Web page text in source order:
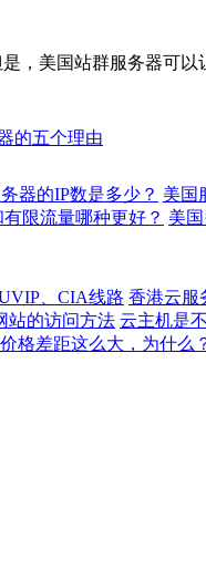
美国站群服务器可
的五个理由
器的IP数是多少？ 美国
限流量哪种更好？ 美
、CIA线路 香港云服
站的访问方法 云主机是
格差距这么大，为什么